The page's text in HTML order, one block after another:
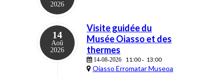
2026
14
Aoû
2026
Visite guidée du
Musée Oiasso et des
thermes
14-08-2026 11:00- 13:00
Oiasso Erromatar Museoa